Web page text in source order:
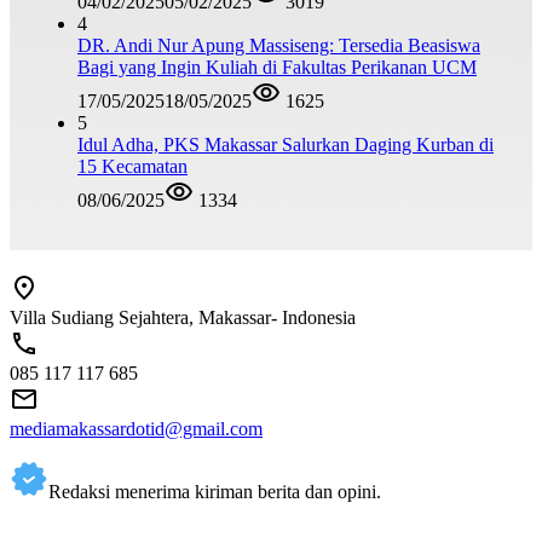
4
DR. Andi Nur Apung Massiseng: Tersedia Beasiswa
Bagi yang Ingin Kuliah di Fakultas Perikanan UCM
17/05/202518/05/2025
1625
5
Idul Adha, PKS Makassar Salurkan Daging Kurban di
15 Kecamatan
08/06/2025
1334
Villa Sudiang Sejahtera, Makassar- Indonesia
085 117 117 685
mediamakassardotid@gmail.com
Redaksi menerima kiriman berita dan opini.